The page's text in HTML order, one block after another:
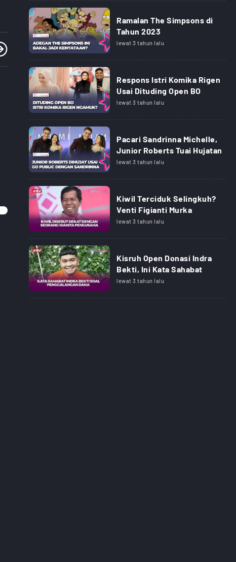
Ramalan The Simpsons di
Tahun 2023
lewat 3 tahun lalu
Respons Istri Komika Rigen
Usai Dituding Open BO
lewat 3 tahun lalu
Pacari Sandrinna Michelle,
Junior Roberts Tuai Hujatan
lewat 3 tahun lalu
Kiwil Terciduk Selingkuh?
Venti Figianti Murka
lewat 3 tahun lalu
Kisruh Open Donasi Indra
Bekti, Ini Kata Sahabat
lewat 3 tahun lalu